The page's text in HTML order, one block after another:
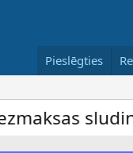
Pieslēgties
dēlis